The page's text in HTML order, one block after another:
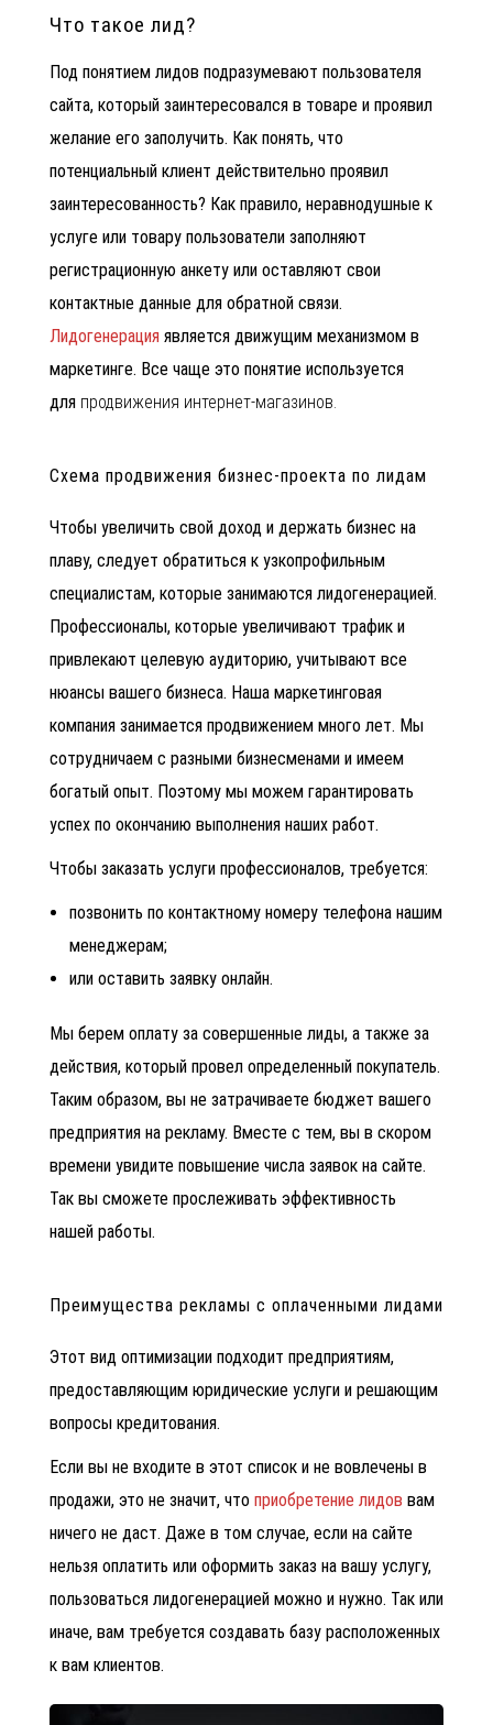
Что такое лид?
Под понятием лидов подразумевают пользователя
сайта, который заинтересовался в товаре и проявил
желание его заполучить. Как понять, что
потенциальный клиент действительно проявил
заинтересованность? Как правило, неравнодушные к
услуге или товару пользователи заполняют
регистрационную анкету или оставляют свои
контактные данные для обратной связи.
Лидогенерация является движущим механизмом в
маркетинге. Все чаще это понятие используется
для продвижения интернет-магазинов.
Схема продвижения бизнес-проекта по лидам
Чтобы увеличить свой доход и держать бизнес на
плаву, следует обратиться к узкопрофильным
специалистам, которые занимаются лидогенерацией.
Профессионалы, которые увеличивают трафик и
привлекают целевую аудиторию, учитывают все
нюансы вашего бизнеса. Наша маркетинговая
компания занимается продвижением много лет. Мы
сотрудничаем с разными бизнесменами и имеем
богатый опыт. Поэтому мы можем гарантировать
успех по окончанию выполнения наших работ.
Чтобы заказать услуги профессионалов, требуется:
позвонить по контактному номеру телефона нашим
менеджерам;
или оставить заявку онлайн.
Мы берем оплату за совершенные лиды, а также за
действия, который провел определенный покупатель.
Таким образом, вы не затрачиваете бюджет вашего
предприятия на рекламу. Вместе с тем, вы в скором
времени увидите повышение числа заявок на сайте.
Так вы сможете прослеживать эффективность
нашей работы.
Преимущества рекламы с оплаченными лидами
Этот вид оптимизации подходит предприятиям,
предоставляющим юридические услуги и решающим
вопросы кредитования.
Если вы не входите в этот список и не вовлечены в
продажи, это не значит, что приобретение лидов вам
ничего не даст. Даже в том случае, если на сайте
нельзя оплатить или оформить заказ на вашу услугу,
пользоваться лидогенерацией можно и нужно. Так или
иначе, вам требуется создавать базу расположенных
к вам клиентов.